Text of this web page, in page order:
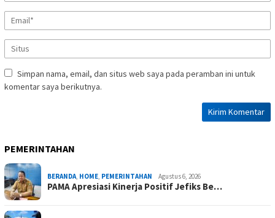
Simpan nama, email, dan situs web saya pada peramban ini untuk
komentar saya berikutnya.
PEMERINTAHAN
BERANDA HOME PEMERINTAHAN Agustus 6, 2026
PAMA Apresiasi Kinerja Positif Jefiks Be…